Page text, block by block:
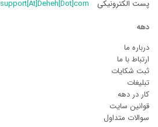
پست الکترونیکی
support[At]Deheh[Dot]com
دهه
درباره ما
ارتباط با ما
ثبت شکایات
تبلیغات
کار در دهه
قوانین سایت
سوالات متداول